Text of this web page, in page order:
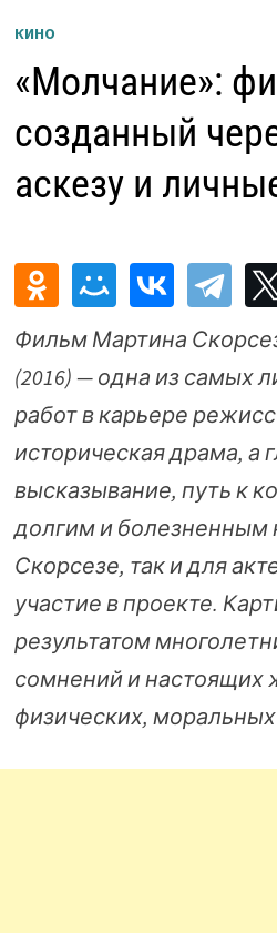
КИНО
«Молчание»:
созданный
аскезу и
Фильм Мартина
(2016) — одна из самых
работ в карьере
историческая драма, а
высказывание, путь к
долгим и болезненным
Скорсезе, так и для
участие в проекте.
результатом
сомнений и настоящих
физических,